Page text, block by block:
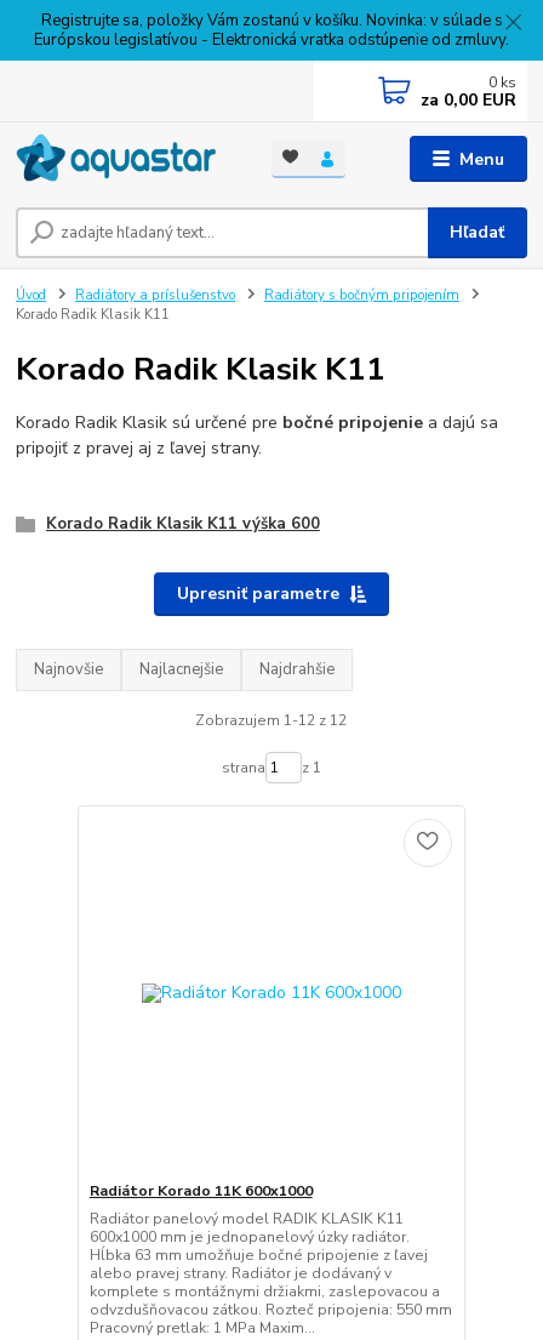
Registrujte sa, položky Vám zostanú v košíku. Novinka: v súlade s
Európskou legislatívou - Elektronická vratka odstúpenie od zmluvy.
Menu
Hľadať
0 ks
za 0,00 EUR
Úvod Radiátory a príslušenstvo
Radiátory s bočným pripojením
Korado Radik Klasik K11
Korado Radik Klasik K11
Korado Radik Klasik sú určené pre bočné pripojenie a dajú sa
pripojiť z pravej aj z ľavej strany.
Korado Radik Klasik K11 výška 600
Upresniť parametre
Najnovšie Najlacnejšie Najdrahšie
Zobrazujem 1-12 z 12
strana z 1
Radiátor Korado 11K 600x1000
Radiátor panelový model RADIK KLASIK K11
600x1000 mm je jednopanelový úzky radiátor.
Hĺbka 63 mm umožňuje bočné pripojenie z ľavej
alebo pravej strany. Radiátor je dodávaný v
komplete s montážnymi držiakmi, zaslepovacou a
odvzdušňovacou zátkou. Rozteč pripojenia: 550 mm
Pracovný pretlak: 1 MPa Maxim...